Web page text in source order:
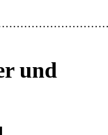
und